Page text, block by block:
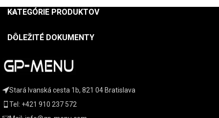
KATEGÓRIE PRODUKTOV
DÔLEŽITÉ DOKUMENTY
Stará Ivanská cesta 1b, 821 04 Bratislava
Tel: +421 910 237 572